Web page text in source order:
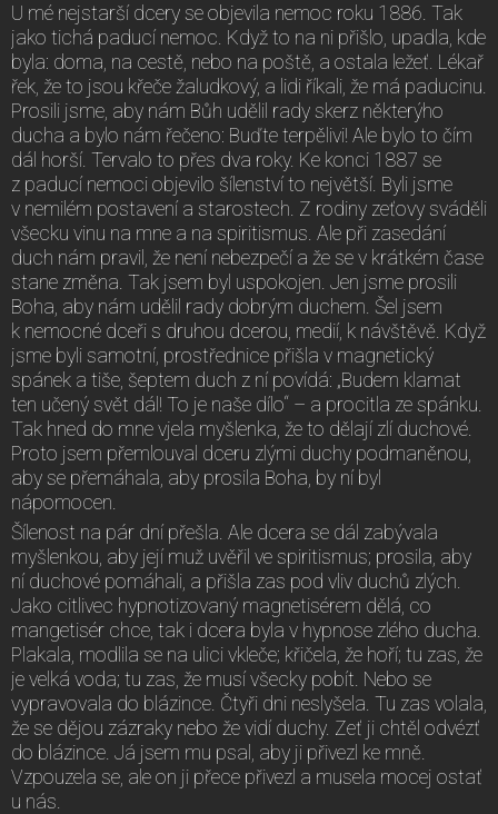
U mé nejstarší dcery se objevila nemoc roku 1886. Tak
jako tichá paducí nemoc. Když to na ni přišlo, upadla, kde
byla: doma, na cestě, nebo na poště, a ostala ležeť. Lékař
řek, že to jsou křeče žaludkový, a lidi říkali, že má paducinu.
Prosili jsme, aby nám Bůh udělil rady skerz některýho
ducha a bylo nám řečeno: Buďte terpělivi! Ale bylo to čím
dál horší. Tervalo to přes dva roky. Ke konci 1887 se
z paducí nemoci objevilo šílenství to největší. Byli jsme
v nemilém postavení a starostech. Z rodiny zeťovy sváděli
všecku vinu na mne a na spiritismus. Ale při zasedání
duch nám pravil, že není nebezpečí a že se v krátkém čase
stane změna. Tak jsem byl uspokojen. Jen jsme prosili
Boha, aby nám udělil rady dobrým duchem. Šel jsem
k nemocné dceři s druhou dcerou, medií, k návštěvě. Když
jsme byli samotní, prostřednice přišla v magnetický
spánek a tiše, šeptem duch z ní povídá: „Budem klamat
ten učený svět dál! To je naše dílo“ – a procitla ze spánku.
Tak hned do mne vjela myšlenka, že to dělají zlí duchové.
Proto jsem přemlouval dceru zlými duchy podmaněnou,
aby se přemáhala, aby prosila Boha, by ní byl
nápomocen.
Šílenost na pár dní přešla. Ale dcera se dál zabývala
myšlenkou, aby její muž uvěřil ve spiritismus; prosila, aby
ní duchové pomáhali, a přišla zas pod vliv duchů zlých.
Jako citlivec hypnotizovaný magnetisérem dělá, co
mangetisér chce, tak i dcera byla v hypnose zlého ducha.
Plakala, modlila se na ulici vkleče; křičela, že hoří; tu zas, že
je velká voda; tu zas, že musí všecky pobít. Nebo se
vypravovala do blázince. Čtyři dni neslyšela. Tu zas volala,
že se dějou zázraky nebo že vidí duchy. Zeť ji chtěl odvézť
do blázince. Já jsem mu psal, aby ji přivezl ke mně.
Vzpouzela se, ale on ji přece přivezl a musela mocej ostať
u nás.